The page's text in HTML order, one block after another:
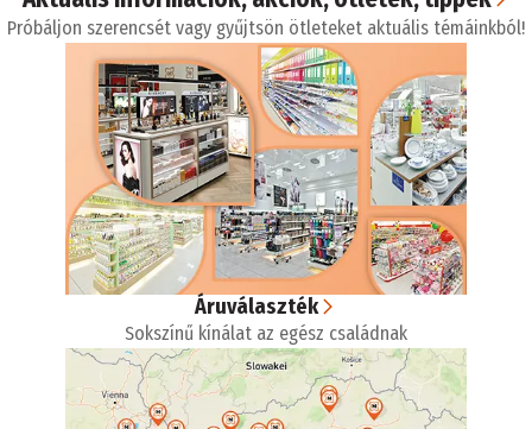
Próbáljon szerencsét vagy gyűjtsön ötleteket aktuális témáinkból!
Áruválaszték
Sokszínű kínálat az egész családnak